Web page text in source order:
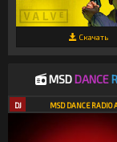
Скачать
MSDDANCE
DJ MSD DANCE RADIO